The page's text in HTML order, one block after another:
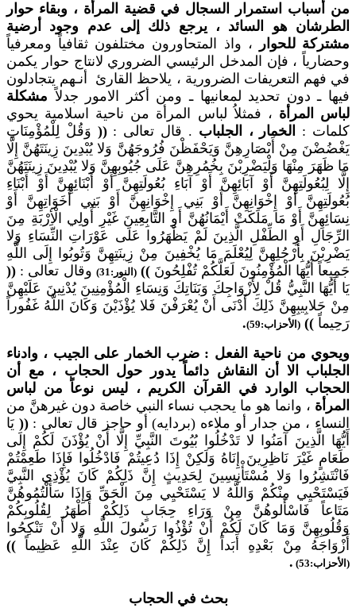
من أسباب استمرار السجال في قضية المرأة ، وبقاء حوار
الطرشان هو السائد ، يرجع ذلك إلى عدم وجود أرضية
مشتركة للحوار
، واذ المتحاورون مختلفون ثقافياً ومعرفياً
وحضارياً ، فإن المدخل الرئيسي الضروري لانتاج حوار يكمن
في فهم التعريفات الضرورية ، يلاحظ القارئ أنـهم يتجادلون
فيها ـ دون تحديد لمعانيها ـ ومن أكثر الامور جدلاً مشكلة
لباس المرأة ، فمثلاُ لباس المرأة من ناحية اسلامية يحوي
كلمات : الخمار ، الجلباب . قال تعالى : (( وَقُلْ لِلْمُؤْمِنَاتِ
يَغْضُضْنَ مِنْ أَبْصَارِهِنَّ وَيَحْفَظْنَ فُرُوجَهُنَّ وَلا يُبْدِينَ زِينَتَهُنَّ إِلَّا
مَا ظَهَرَ مِنْهَا وَلْيَضْرِبْنَ بِخُمُرِهِنَّ عَلَى جُيُوبِهِنَّ وَلا يُبْدِينَ زِينَتَهُنَّ
إِلَّا لِبُعُولَتِهِنَّ أَوْ آبَائِهِنَّ أَوْ آبَاءِ بُعُولَتِهِنَّ أَوْ أَبْنَائِهِنَّ أَوْ أَبْنَاءِ
بُعُولَتِهِنَّ أَوْ إِخْوَانِهِنَّ أَوْ بَنِي إِخْوَانِهِنَّ أَوْ بَنِي أَخَوَاتِهِنَّ أَوْ
نِسَائِهِنَّ أَوْ مَا مَلَكَتْ أَيْمَانُهُنَّ أَوِ التَّابِعِينَ غَيْرِ أُولِي الْأِرْبَةِ مِنَ
الرِّجَالِ أَوِ الطِّفْلِ الَّذِينَ لَمْ يَظْهَرُوا عَلَى عَوْرَاتِ النِّسَاءِ وَلا
يَضْرِبْنَ بِأَرْجُلِهِنَّ لِيُعْلَمَ مَا يُخْفِينَ مِنْ زِينَتِهِنَّ وَتُوبُوا إِلَى اللَّهِ
جَمِيعاً أَيُّهَا الْمُؤْمِنُونَ لَعَلَّكُمْ تُفْلِحُونَ ))(النور:31) وقال تعالى : ((
يَا أَيُّهَا النَّبِيُّ قُلْ لِأَزْوَاجِكَ وَبَنَاتِكَ وَنِسَاءِ الْمُؤْمِنِينَ يُدْنِينَ عَلَيْهِنَّ
مِنْ جَلابِيبِهِنَّ ذَلِكَ أَدْنَى أَنْ يُعْرَفْنَ فَلا يُؤْذَيْنَ وَكَانَ اللَّهُ غَفُوراً
رَحِيماً )) (الأحزاب:59)
.
ويحوي من ناحية الفعل : ضرب الخمار على الجيب ، وادناء
الجلباب الا أن النقاش دائماً يدور حول الحجاب ، مع أن
الحجاب الوارد في القرآن الكريم ، ليس نوعاً من لباس
المرأة ، وانما هو ما يحجب نساء النبي خاصة دون غيرهنَّ من
النساء ، من جدار أو ملاءه (بردايه) أو حاجز قال تعالى :(( يَا
أَيُّهَا الَّذِينَ آمَنُوا لا تَدْخُلُوا بُيُوتَ النَّبِيِّ إِلَّا أَنْ يُؤْذَنَ لَكُمْ إِلَى
طَعَامٍ غَيْرَ نَاظِرِينَ إِنَاهُ وَلَكِنْ إِذَا دُعِيتُمْ فَادْخُلُوا فَإِذَا طَعِمْتُمْ
فَانْتَشِرُوا وَلا مُسْتَأْنِسِينَ لِحَدِيثٍ إِنَّ ذَلِكُمْ كَانَ يُؤْذِي النَّبِيَّ
فَيَسْتَحْيِي مِنْكُمْ وَاللَّهُ لا يَسْتَحْيِي مِنَ الْحَقِّ وَإِذَا سَأَلْتُمُوهُنَّ
مَتَاعاً فَاسْأَلوهُنَّ مِنْ وَرَاءِ حِجَابٍ ذَلِكُمْ أَطْهَرُ لِقُلُوبِكُمْ
وَقُلُوبِهِنَّ وَمَا كَانَ لَكُمْ أَنْ تُؤْذُوا رَسُولَ اللَّهِ وَلا أَنْ تَنْكِحُوا
أَزْوَاجَهُ مِنْ بَعْدِهِ أَبَداً إِنَّ ذَلِكُمْ كَانَ عِنْدَ اللَّهِ عَظِيماً ))
(الأحزاب:53) .
بحث في الحجاب